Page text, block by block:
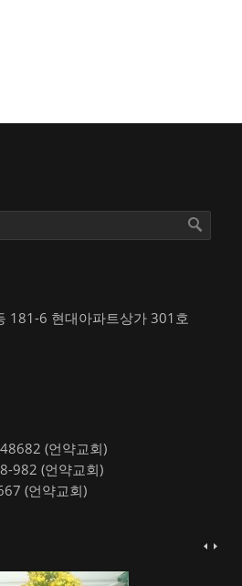
181-6 현대아파트상가 301호
(언약교회)
982 (언약교회)
(언약교회)